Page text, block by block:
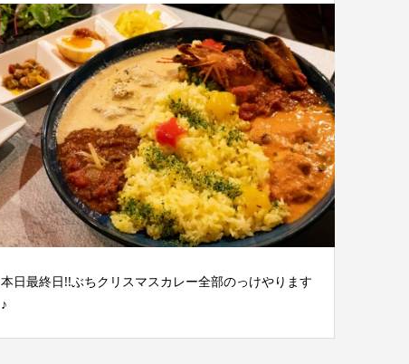
本日最終日!!ぶちクリスマスカレー全部のっけやります
♪